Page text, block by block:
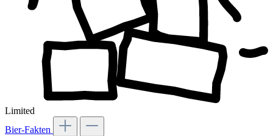
Limited
Bier-Fakten